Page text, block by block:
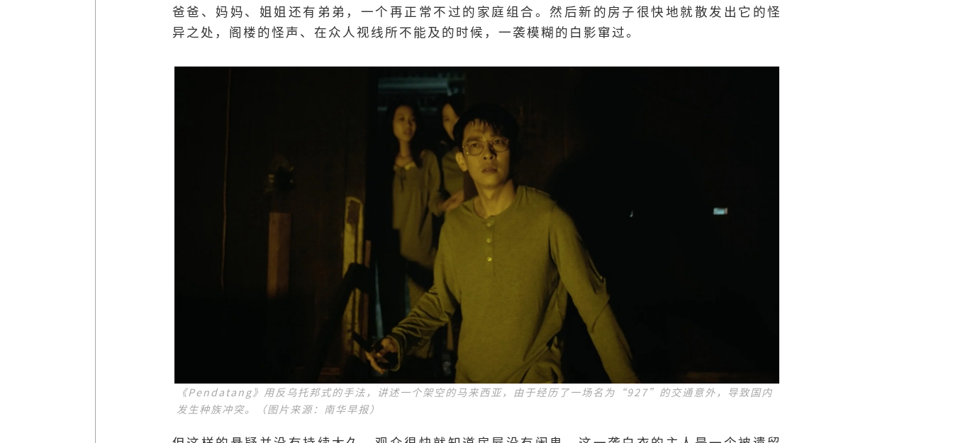
爸爸、妈妈、姐姐还有弟弟，一个再正常不过的家庭组合。然后新的房子很快地就散发出它的怪
异之处，阁楼的怪声、在众人视线所不能及的时候，一袭模糊的白影窜过。
《Pendatang》用反乌托邦式的手法，讲述一个架空的马来西亚，由于经历了一场名为“927”的交通意外，导致国内
发生种族冲突。（图片来源：南华早报）